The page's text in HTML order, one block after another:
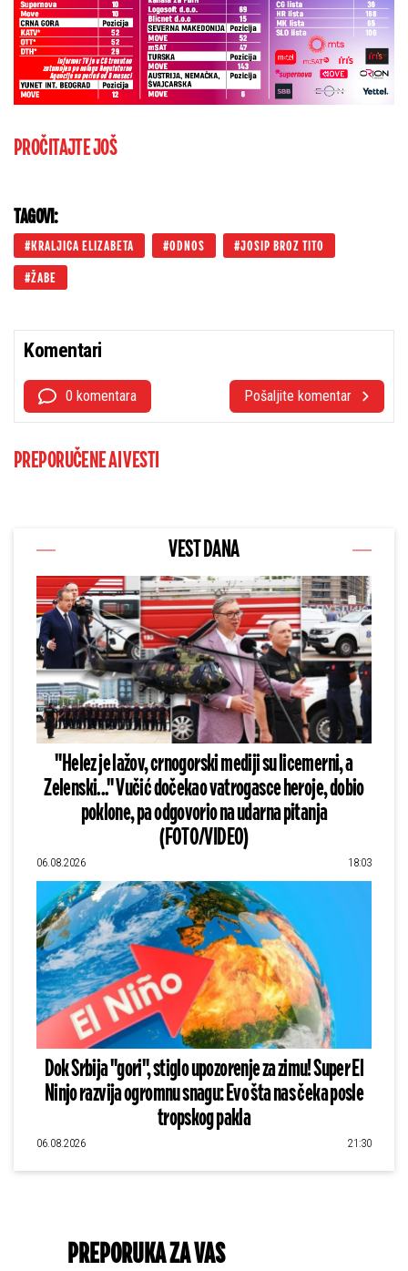
PROČITAJTE JOŠ
TAGOVI:
KRALJICA ELIZABETA ODNOS JOSIP BROZ TITO
ŽABE
Komentari
0 komentara Pošaljite komentar
PREPORUČENE AI VESTI
VEST DANA
"Helez je lažov, crnogorski mediji su licemerni, a
Zelenski..." Vučić dočekao vatrogasce heroje, dobio
poklone, pa odgovorio na udarna pitanja
(FOTO/VIDEO)
06.08.2026 18:03
Dok Srbija "gori", stiglo upozorenje za zimu! Super El
Ninjo razvija ogromnu snagu: Evo šta nas čeka posle
tropskog pakla
06.08.2026 21:30
PREPORUKA ZA VAS